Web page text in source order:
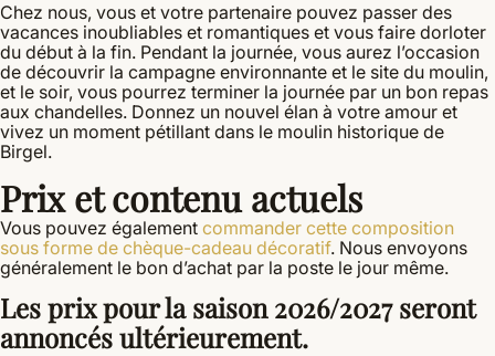
Chez nous, vous et votre partenaire pouvez passer des
vacances inoubliables et romantiques et vous faire dorloter
du début à la fin. Pendant la journée, vous aurez l’occasion
de découvrir la campagne environnante et le site du moulin,
et le soir, vous pourrez terminer la journée par un bon repas
aux chandelles. Donnez un nouvel élan à votre amour et
vivez un moment pétillant dans le moulin historique de
Birgel.
Prix et contenu actuels
Vous pouvez également commander cette composition
sous forme de chèque-cadeau décoratif. Nous envoyons
généralement le bon d’achat par la poste le jour même.
Les prix pour la saison 2026/2027 seront
annoncés ultérieurement.